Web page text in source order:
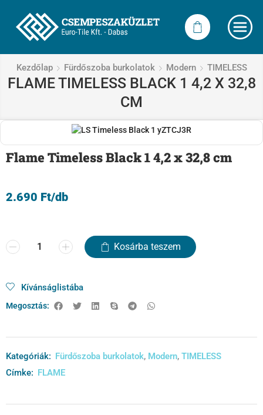
Kezdőlap Fürdőszoba burkolatok Modern TIMELESS
FLAME TIMELESS BLACK 1 4,2 X 32,8
CM
Flame Timeless Black 1 4,2 x 32,8 cm
2.690 Ft/db
Kosárba teszem
Kívánságlistába
Megosztás:
Kategóriák: Fürdőszoba burkolatok, Modern, TIMELESS
Címke: FLAME